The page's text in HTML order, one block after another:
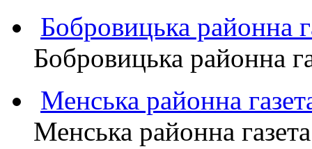
Бобровицька
Бобровицька
Менська районна
Менська районна